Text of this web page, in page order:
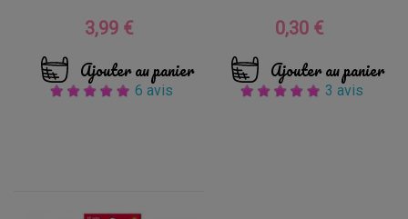
Prix
3,99 €
Ajouter au panier
6 avis
Prix
0,30 €
Ajouter au panier
3 avis